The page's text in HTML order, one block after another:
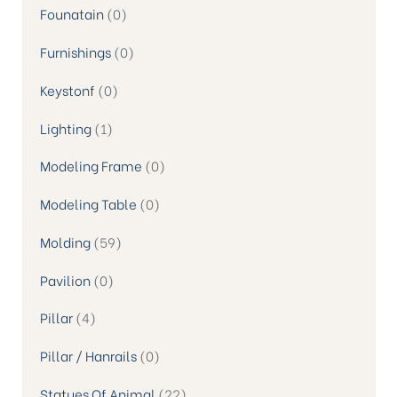
Founatain 0
Furnishings 0
Keystonf 0
Lighting 1
Modeling Frame 0
Modeling Table 0
Molding 59
Pavilion 0
Pillar 4
Pillar / Hanrails 0